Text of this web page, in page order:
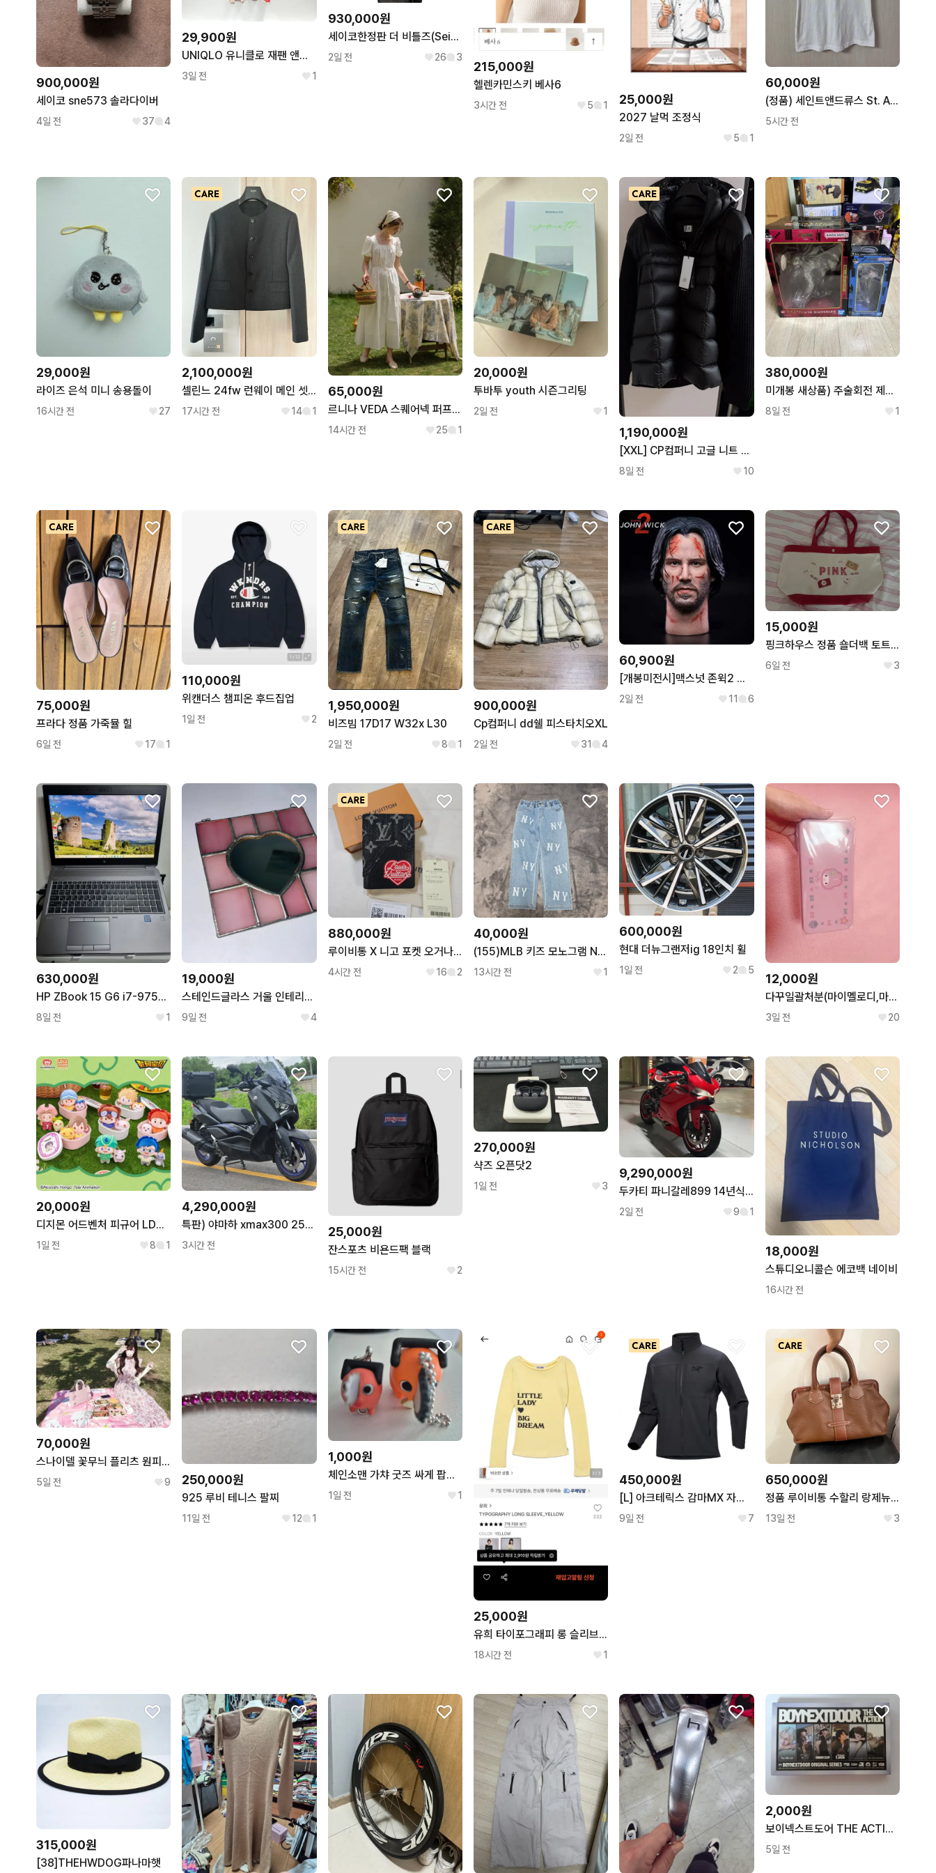
900,000원
세이코 sne573 솔라다이버
4일 전 37 4
29,900원
UNIQLO 유니클로 재팬 앤디워홀 캠벨스프캔 A라인 롱나시 C315
3일 전 1
930,000원
세이코한정판 더 비틀즈(Seiko The Beatles)새제품 판매합니다
2일 전 26 3
215,000원
헬렌카민스키 베사6
3시간 전 5 1 25,000원
2027 날먹 조정식
2일 전 5 1
60,000원
(정품) 세인트앤드류스 St. Andrews 카라 티셔츠 여성골프 S
5시간 전
29,000원
라이즈 은석 미니 송용돌이
16시간 전 27
2,100,000원
셀린느 24fw 런웨이 메인 셋업 자켓
17시간 전 14 1
65,000원
르니나 VEDA 스퀘어넥 퍼프 원피스
14시간 전 25 1
20,000원
투바투 youth 시즌그리팅
2일 전 1
1,190,000원
[XXL] CP컴퍼니 고글 니트 패딩
8일 전 10
380,000원
미개봉 새상품) 주술회전 제일복권 리카 라스트원 유타 g상 세트
8일 전 1
75,000원
프라다 정품 가죽뮬 힐
6일 전 17 1
110,000원
위캔더스 챔피온 후드집업
1일 전 2
1,950,000원
비즈빔 17D17 W32x L30
2일 전 8 1
900,000원
Cp컴퍼니 dd쉘 피스타치오XL
2일 전 31 4
60,900원
[개봉미전시]맥스넛 존윅2 데미지 헤드 1/6 피규어(핫토이x)
2일 전 11 6
15,000원
핑크하우스 정품 숄더백 토트백 빈티지 pink house
6일 전 3
630,000원
HP ZBook 15 G6 i7-9750H / T2000 / 16GB / SSD 512GB / 전문가 워크스테이션
8일 전 1
19,000원
스테인드글라스 거울 인테리어 소품
9일 전 4
880,000원
루이비통 X 니고 포켓 오거나이저 카드지갑 M81015
4시간 전 16 2
40,000원
(155)MLB 키즈 모노그램 NY 데님 팬츠
13시간 전 1
600,000원
현대 더뉴그랜저ig 18인치 휠
1일 전 2 5
12,000원
다꾸일괄처분(마이멜로디,마멜,키티,산리오,필통,파우치,씰스티커,마테
3일 전 20
20,000원
디지몬 어드벤처 피규어 LDCX 야미박스 도시락 인형 누이
1일 전 8 1
4,290,000원
특판) 야마하 xmax300 25년 3만 배달셋팅 저렴하게 판매합니다
3시간 전
25,000원
잔스포츠 비욘드팩 블랙
15시간 전 2
270,000원
샥즈 오픈닷2
1일 전 3
9,290,000원
두카티 파니갈레899 14년식 올 경정비 완료 차량 판매합니다
2일 전 9 1
18,000원
스튜디오니콜슨 에코백 네이비
16시간 전
70,000원
스나이델 꽃무늬 플리츠 원피스 핑크 일본 사이즈 0 스나계
5일 전 9 250,000원
925 루비 테니스 팔찌
11일 전 12 1
1,000원
체인소맨 가챠 굿즈 싸게 팝니다(대롱가챠, 데포피그 피규어 가챠)
1일 전 1
25,000원
유희 타이포그래피 롱 슬리브 옐로우
18시간 전 1
450,000원
[L] 아크테릭스 감마MX 자켓 블랙 판매합니다
9일 전 7
650,000원
정품 루이비통 수할리 랑제뉴 PM 토트백 가방 가로33
13일 전 3
315,000원
[38]THEHWDOG파나마햇
2,000원
보이넥스트도어 THE ACTION 명재현 개봉앨범
5일 전